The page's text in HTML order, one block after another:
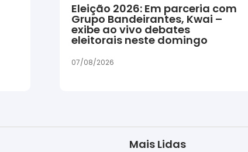
Eleição 2026: Em parceria com
Grupo Bandeirantes, Kwai –
exibe ao vivo debates
eleitorais neste domingo
07/08/2026
Mais Lidas